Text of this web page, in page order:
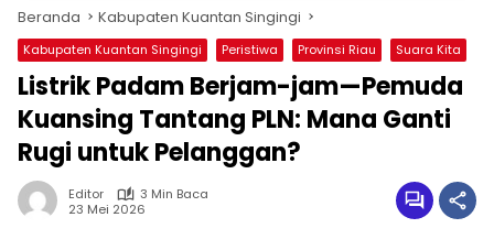
Beranda Kabupaten Kuantan Singingi
Kabupaten Kuantan Singingi Peristiwa Provinsi Riau Suara Kita
Listrik Padam Berjam-jam—Pemuda
Kuansing Tantang PLN: Mana Ganti
Rugi untuk Pelanggan?
Editor
3 Min Baca
23 Mei 2026